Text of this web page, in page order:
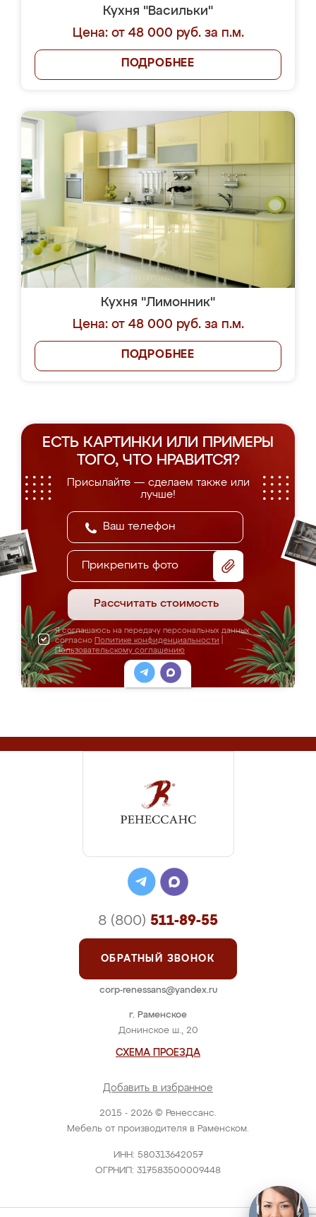
Кухня "Васильки"
Цена: от 48 000 руб. за п.м.
ПОДРОБНЕЕ
Кухня "Лимонник"
Цена: от 48 000 руб. за п.м.
ПОДРОБНЕЕ
ЕСТЬ КАРТИНКИ ИЛИ ПРИМЕРЫ
ТОГО, ЧТО НРАВИТСЯ?
Присылайте — сделаем также или
лучше!
Прикрепить фото
Рассчитать стоимость
Я соглашаюсь на передачу персональных данных
согласно Политике конфиденциальности
Пользовательскому соглашению
2015 - 2026 © Ренессанс.
Мебель от производителя в Раменском.
ИНН: 580313642057
ОГРНИП: 317583500009448
г. Раменское
Донинское ш., 20
СХЕМА ПРОЕЗДА
Добавить в избранное
8 (800) 511-89-55
ОБРАТНЫЙ ЗВОНОК
corp-renessans@yandex.ru